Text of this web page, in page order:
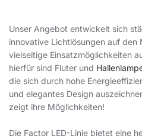
Unser Angebot entwickelt sich
innovative Lichtlösungen auf den
vielseitige Einsatzmöglichkeiten
hierfür sind Fluter und
die sich durch hohe
und elegantes Design
zeigt ihre Möglichkeiten!
Die Factor LED-Linie bietet eine